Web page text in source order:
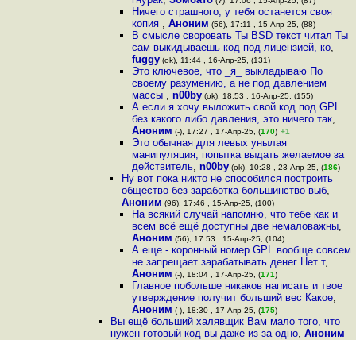
Ничего страшного, у тебя останется своя
копия , Аноним (56), 17:11 , 15-Апр-25, (88)
В смысле своровать Ты BSD текст читал Ты
сам выкидываешь код под лицензией, ко,
fuggy(ok), 11:44 , 16-Апр-25, (131)
Это ключевое, что _я_ выкладываю По
своему разумению, а не под давлением
массы , n00by(ok), 18:53 , 16-Апр-25, (155)
А если я хочу выложить свой код под GPL
без какого либо давления, это ничего так,
Аноним (-), 17:27 , 17-Апр-25, (170) +1
Это обычная для левых унылая
манипуляция, попытка выдать желаемое за
действитель, n00by(ok), 10:28 , 23-Апр-25, (186)
Ну вот пока никто не способился построить
общество без заработка большинство выб,
Аноним (96), 17:46 , 15-Апр-25, (100)
На всякий случай напомню, что тебе как и
всем всё ещё доступны две немаловажны,
Аноним (56), 17:53 , 15-Апр-25, (104)
А еще - коронный номер GPL вообще совсем
не запрещает зарабатывать денег Нет т,
Аноним (-), 18:04 , 17-Апр-25, (171)
Главное побольше никаков написать и твое
утверждение получит больший вес Какое,
Аноним (-), 18:30 , 17-Апр-25, (175)
Вы ещё больший халявщик Вам мало того, что
нужен готовый код вы даже из-за одно,Аноним